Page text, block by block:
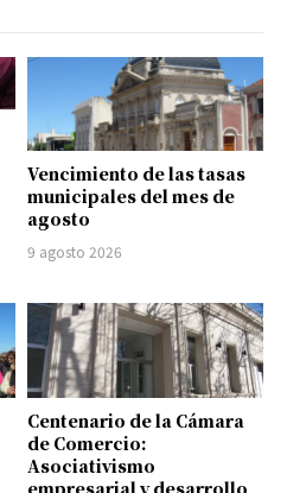
Vencimiento de las tasas
municipales del mes de
agosto
9 agosto 2026
Centenario de la Cámara
de Comercio:
Asociativismo